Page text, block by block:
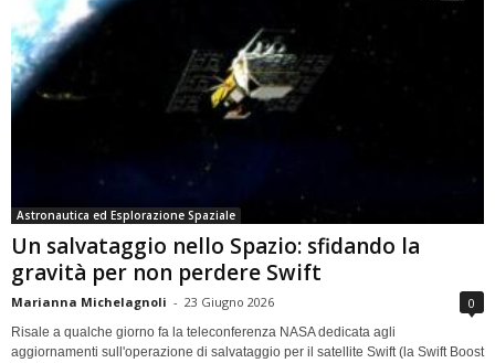
Astronautica ed Esplorazione Spaziale
Un salvataggio nello Spazio: sfidando la
gravità per non perdere Swift
Marianna Michelagnoli - 23 Giugno 2026 0
Risale a qualche giorno fa la teleconferenza NASA dedicata agli
aggiornamenti sull'operazione di salvataggio per il satellite Swift (la Swift Boost